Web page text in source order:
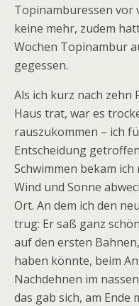
Topinamburessen vor
keine mehr, zudem
Wochen Topinambur
gegessen.
Als ich kurz nach zehn
Haus trat, war es
rauszukommen – ich
Entscheidung
Schwimmen bekam
Wind und Sonne
Ort. An dem ich den
trug: Er saß ganz
auf den ersten
haben könnte, beim
Nachdehnen im
das gab sich, am